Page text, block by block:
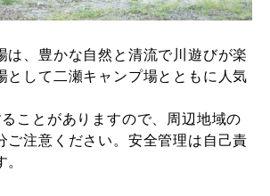
は、豊かな自然と清流で川遊びが楽
として二瀬キャンプ場とともに人気
ことがありますので、周辺地域の
ご注意ください。安全管理は自己責
。